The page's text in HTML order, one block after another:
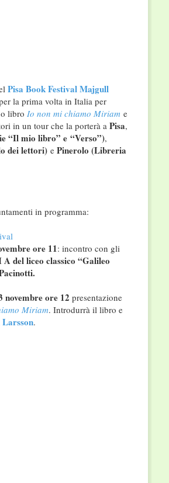
Pisa Book FestivalMajgull
la prima volta in Italia per
libro Io non mi chiamo Miriame
in un tour che la porterà a Pisa,
“Il mio libro” e “Verso”),
dei lettori)e Pinerolo (Libreria
in programma:
ore 11: incontro con gli
del liceo classico “Galileo
novembre ore 12 presentazione
Miriam. Introdurrà il libro e
.